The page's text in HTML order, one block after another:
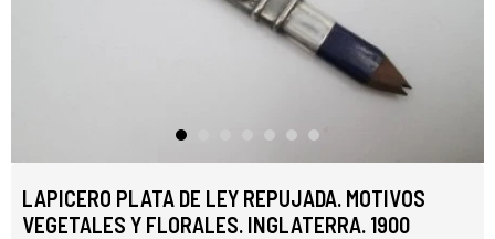
LAPICERO PLATA DE LEY REPUJADA. MOTIVOS
VEGETALES Y FLORALES. INGLATERRA. 1900